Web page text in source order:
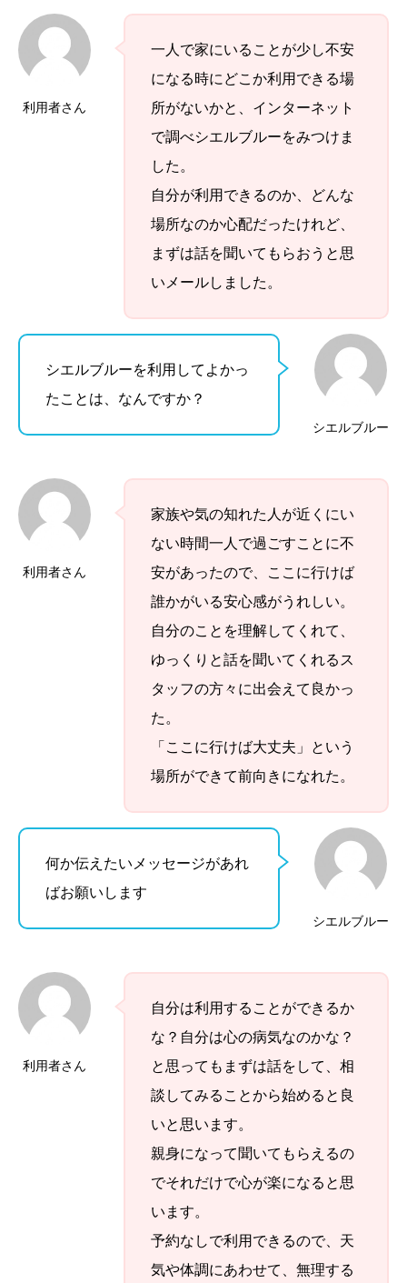
利用者さん
一人で家にいることが少し不安
になる時にどこか利用できる場
所がないかと、インターネット
で調べシエルブルーをみつけま
した。
自分が利用できるのか、どんな
場所なのか心配だったけれど、
まずは話を聞いてもらおうと思
いメールしました。
シエルブルー
シエルブルーを利用してよかっ
たことは、なんですか？
利用者さん
家族や気の知れた人が近くにい
ない時間一人で過ごすことに不
安があったので、ここに行けば
誰かがいる安心感がうれしい。
自分のことを理解してくれて、
ゆっくりと話を聞いてくれるス
タッフの方々に出会えて良かっ
た。
「ここに行けば大丈夫」という
場所ができて前向きになれた。
シエルブルー
何か伝えたいメッセージがあれ
ばお願いします
利用者さん
自分は利用することができるか
な？自分は心の病気なのかな？
と思ってもまずは話をして、相
談してみることから始めると良
いと思います。
親身になって聞いてもらえるの
でそれだけで心が楽になると思
います。
予約なしで利用できるので、天
気や体調にあわせて、無理する